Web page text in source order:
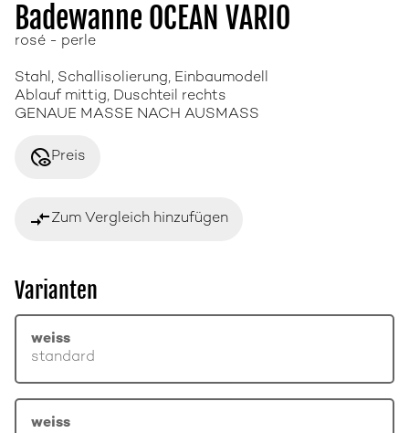
Badewanne OCEAN VARIO
rosé - perle
Stahl, Schallisolierung, Einbaumodell
Ablauf mittig, Duschteil rechts
GENAUE MASSE NACH AUSMASS
disabled_visiblePreis
compare_arrowsZum Vergleich hinzufügen
Varianten
weiss
standard
weiss